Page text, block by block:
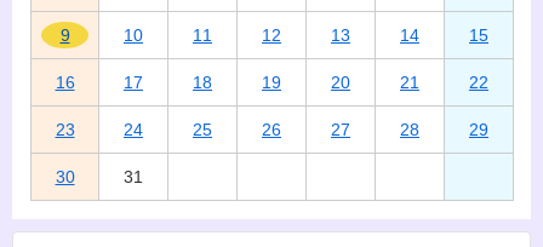
9 10 11 12 13 14 15
16 17 18 19 20 21 22
23 24 25 26 27 28 29
30 31